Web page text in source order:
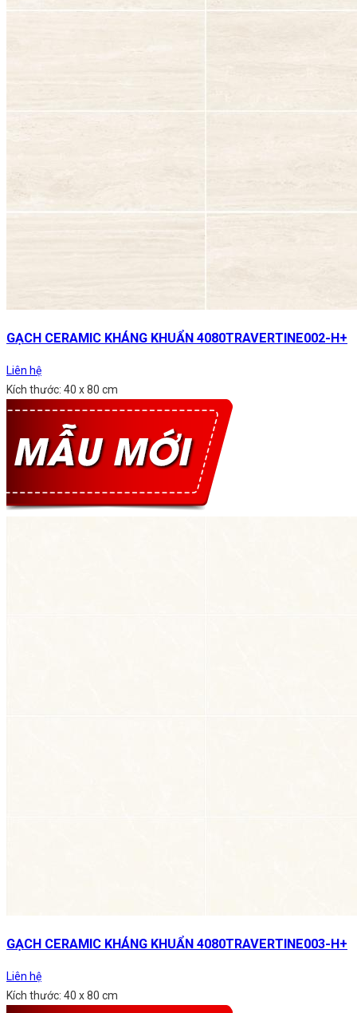
GẠCH CERAMIC KHÁNG KHUẨN 4080TRAVERTINE002-H+
Liên hệ
Kích thước: 40 x 80 cm
GẠCH CERAMIC KHÁNG KHUẨN 4080TRAVERTINE003-H+
Liên hệ
Kích thước: 40 x 80 cm